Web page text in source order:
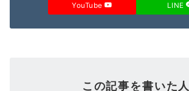
YouTube LINE
この記事を書いた人